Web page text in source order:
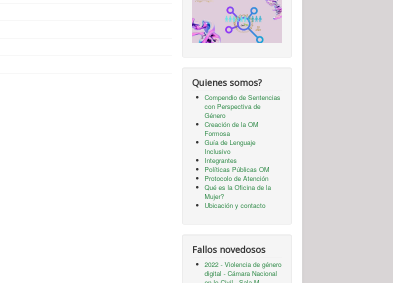
Quienes somos?
Compendio de Sentencias
con Perspectiva de
Género
Creación de la OM
Formosa
Guía de Lenguaje
Inclusivo
Integrantes
Políticas Públicas OM
Protocolo de Atención
Qué es la Oficina de la
Mujer?
Ubicación y contacto
Fallos novedosos
2022 - Violencia de género
digital - Cámara Nacional